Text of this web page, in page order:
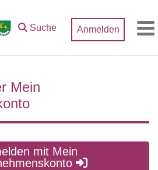
Suche Anmelden
Mein
mit Mein